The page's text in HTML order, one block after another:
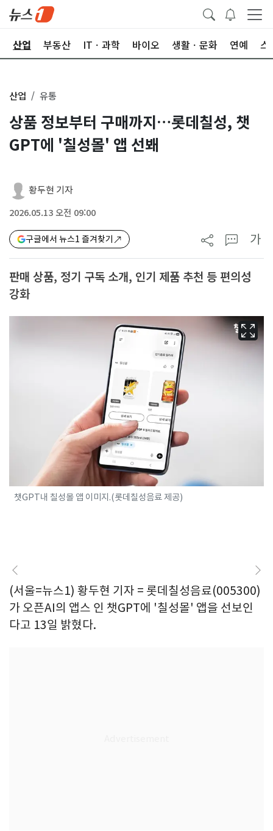
산업 부동산 ITㆍ과학 바이오 생활ㆍ문화 연예 스
산업 유통
상품 정보부터 구매까지…롯데칠성, 챗
GPT에 '칠성몰' 앱 선봬
황두현 기자
2026.05.13 오전 09:00
구글에서 뉴스1 즐겨찾기 가
판매 상품, 정기 구독 소개, 인기 제품 추천 등 편의성
강화
챗GPT내 칠성몰 앱 이미지.(롯데칠성음료 제공)
(서울=뉴스1) 황두현 기자 = 롯데칠성음료(005300)
가 오픈AI의 앱스 인 챗GPT에 '칠성몰' 앱을 선보인
다고 13일 밝혔다.